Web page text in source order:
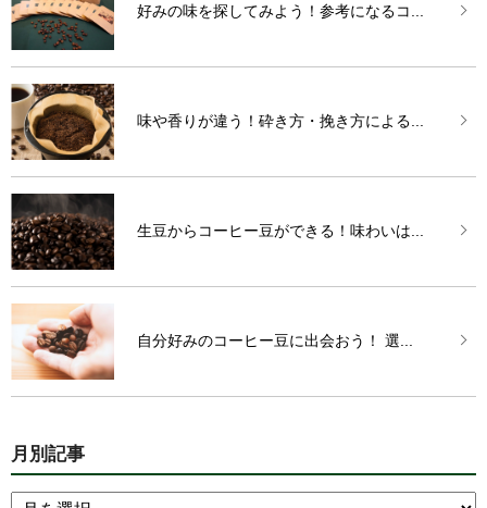
好みの味を探してみよう！参考になるコ...
味や香りが違う！砕き方・挽き方による...
生豆からコーヒー豆ができる！味わいは...
自分好みのコーヒー豆に出会おう！ 選...
月別記事